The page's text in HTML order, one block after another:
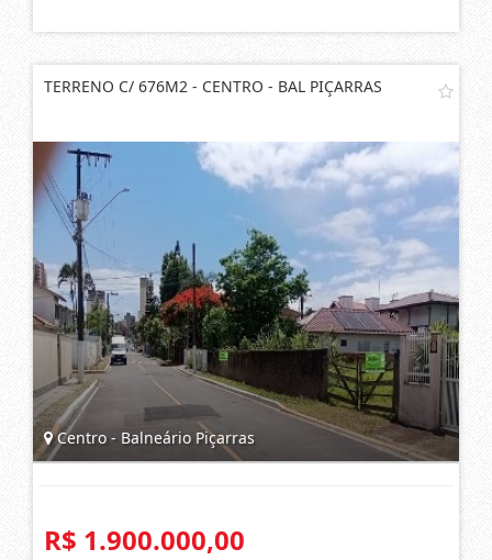
TERRENO C/ 676M2 - CENTRO - BAL PIÇARRAS
Centro - Balneário Piçarras
R$ 1.900.000,00